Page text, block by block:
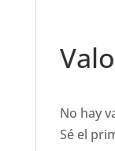
No hay
Sé el